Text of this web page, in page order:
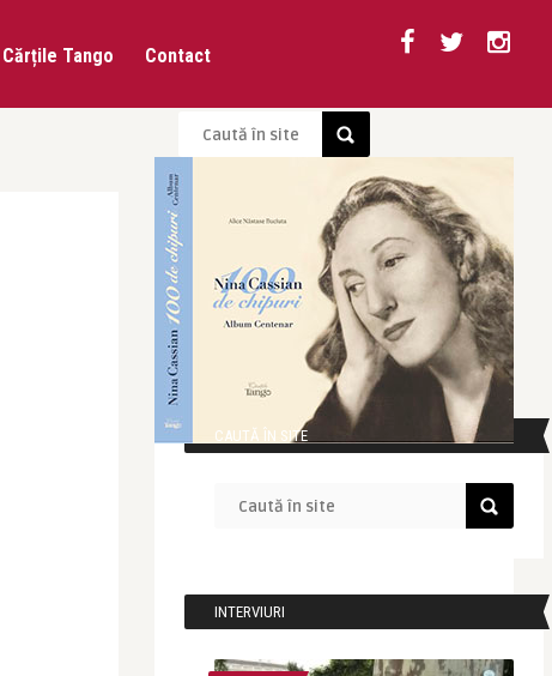
Cărțile Tango Contact
CAUTĂ ÎN SITE
INTERVIURI